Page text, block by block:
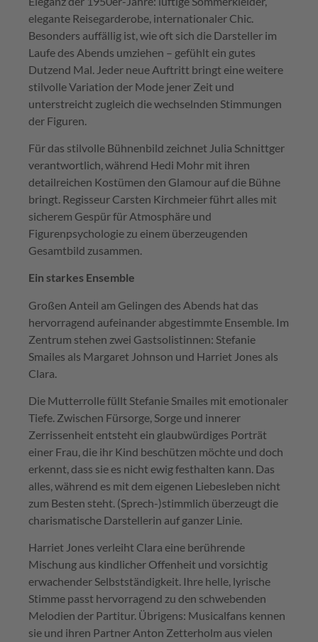
elegante Reisegarderobe, internationaler Chic.
Besonders auffällig ist, wie oft sich die Darsteller im
Laufe des Abends umziehen – gefühlt ein gutes
Dutzend Mal. Jeder neue Auftritt bringt eine weitere
stilvolle Variation der Mode jener Zeit und
unterstreicht zugleich die wechselnden Stimmungen
der Figuren.
Für das stilvolle Bühnenbild zeichnet Julia Schnittger
verantwortlich, während Hedi Mohr mit ihren
detailreichen Kostümen den Glamour auf die Bühne
bringt. Regisseur Carsten Kirchmeier führt alles mit
sicherem Gespür für Atmosphäre und
Figurenpsychologie zu einem überzeugenden
Gesamtbild zusammen.
Ein starkes Ensemble
Großen Anteil am Gelingen des Abends hat das
hervorragend aufeinander abgestimmte Ensemble. Im
Zentrum stehen zwei Gastsolistinnen: Stefanie
Smailes als Margaret Johnson und Harriet Jones als
Clara.
Die Mutterrolle füllt Stefanie Smailes mit emotionaler
Tiefe. Zwischen Fürsorge, Sorge und innerer
Zerrissenheit entsteht ein glaubwürdiges Porträt
einer Frau, die ihr Kind beschützen möchte und doch
erkennt, dass sie es nicht ewig festhalten kann. Das
alles, während es mit dem eigenen Liebesleben nicht
zum Besten steht. (Sprech-)stimmlich überzeugt die
charismatische Darstellerin auf ganzer Linie.
Harriet Jones verleiht Clara eine berührende
Mischung aus kindlicher Offenheit und vorsichtig
erwachender Selbstständigkeit. Ihre helle, lyrische
Stimme passt hervorragend zu den schwebenden
Melodien der Partitur. Übrigens: Musicalfans kennen
sie und ihren Partner Anton Zetterholm aus vielen